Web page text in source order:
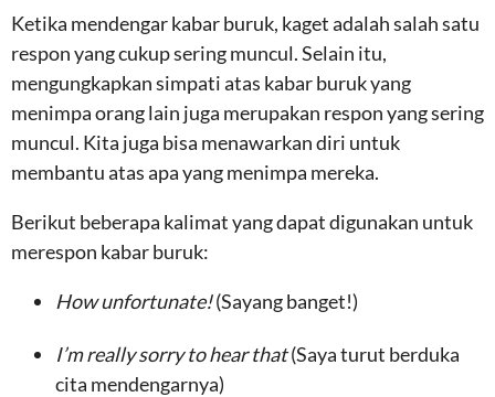
Ketika mendengar kabar buruk, kaget adalah salah satu
respon yang cukup sering muncul. Selain itu,
mengungkapkan simpati atas kabar buruk yang
menimpa orang lain juga merupakan respon yang sering
muncul. Kita juga bisa menawarkan diri untuk
membantu atas apa yang menimpa mereka.
Berikut beberapa kalimat yang dapat digunakan untuk
merespon kabar buruk:
How unfortunate!(Sayang banget!)
I’m really sorry to hear that(Saya turut berduka
cita mendengarnya)